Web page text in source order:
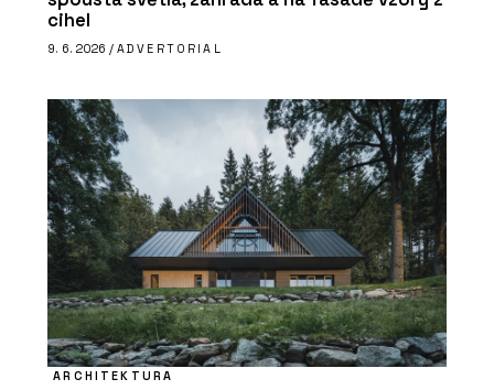
cihel
9. 6. 2026 / ADVERTORIAL
ARCHITEKTURA